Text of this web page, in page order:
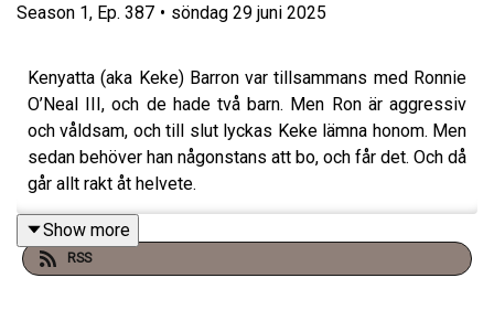
Season 1, Ep. 387 • söndag 29 juni 2025
Kenyatta (aka Keke) Barron var tillsammans med Ronnie
O’Neal III, och de hade två barn. Men Ron är aggressiv
och våldsam, och till slut lyckas Keke lämna honom. Men
sedan behöver han någonstans att bo, och får det. Och då
går allt rakt åt helvete.
tw: Fysiskt och sexuellt våld mot barn och våld i nära
Show more
RSS